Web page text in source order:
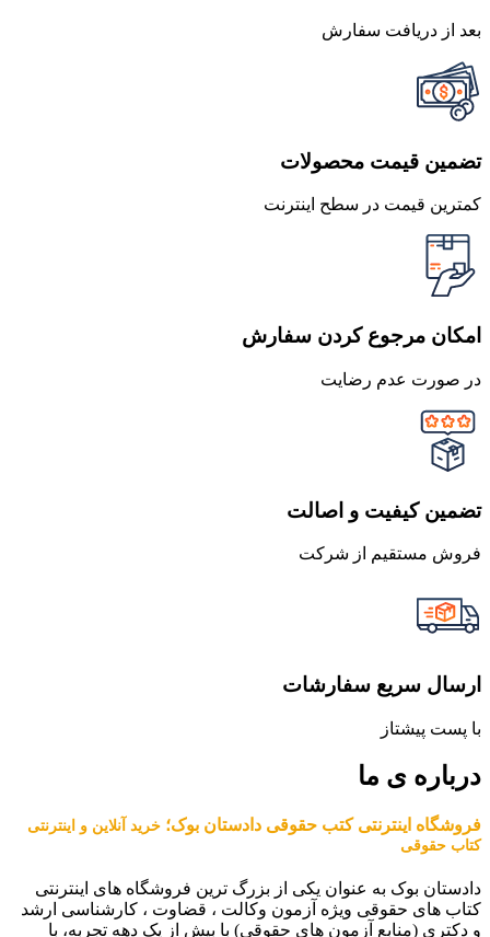
بعد از دریافت سفارش
تضمین قیمت محصولات
کمترین قیمت در سطح اینترنت
امکان مرجوع کردن سفارش
در صورت عدم رضایت
تضمین کیفیت و اصالت
فروش مستقیم از شرکت
ارسال سریع سفارشات
با پست پیشتاز
درباره ی ما
فروشگاه اینترنتی کتب حقوقی دادستان بوک؛ خرید آنلاین و اینترنتی
کتاب حقوقی
دادستان بوک به عنوان یکی از بزرگ ترین فروشگاه های اینترنتی
کتاب های حقوقی ویژه آزمون وکالت ، قضاوت ، کارشناسی ارشد
و دکتری (منابع آزمون های حقوقی) با بیش از یک دهه تجربه، با